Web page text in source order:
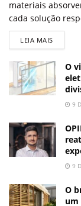
materiais
cada solução
LEIA MAIS
O
9
9
O
um